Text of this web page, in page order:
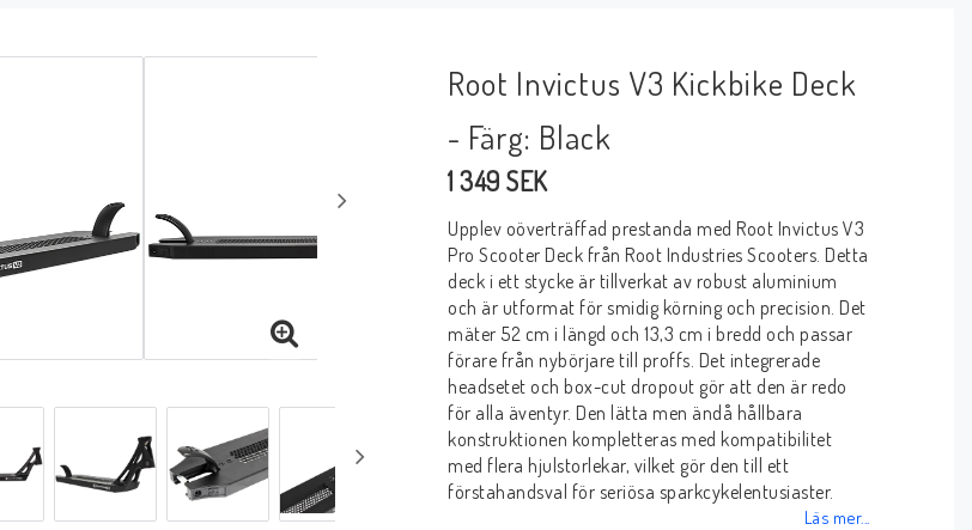
Root Invictus V3 Kickbike Deck
- Färg: Black
1 349 SEK
Upplev oöverträffad prestanda med Root Invictus V3
Pro Scooter Deck från Root Industries Scooters. Detta
deck i ett stycke är tillverkat av robust aluminium
och är utformat för smidig körning och precision. Det
mäter 52 cm i längd och 13,3 cm i bredd och passar
förare från nybörjare till proffs. Det integrerade
headsetet och box-cut dropout gör att den är redo
för alla äventyr. Den lätta men ändå hållbara
konstruktionen kompletteras med kompatibilitet
med flera hjulstorlekar, vilket gör den till ett
förstahandsval för seriösa sparkcykelentusiaster.
Läs mer...